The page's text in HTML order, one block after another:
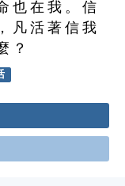
也 在 我 。 信
凡 活 著 信 我
？